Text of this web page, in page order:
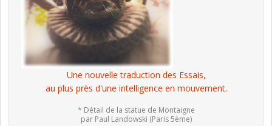
Une nouvelle traduction des Essais,
au plus près d'une intelligence en mouvement.
* Détail de la statue de Montaigne
par Paul Landowski (Paris 5ème)